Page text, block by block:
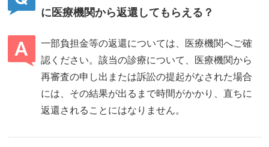
に医療機関から返還してもらえる？
一部負担金等の返還については、医療機関へご確
認ください。該当の診療について、医療機関から
再審査の申し出または訴訟の提起がなされた場合
には、その結果が出るまで時間がかかり、直ちに
返還されることにはなりません。